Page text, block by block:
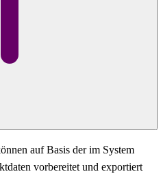
auf Basis der im System
vorbereitet und exportiert